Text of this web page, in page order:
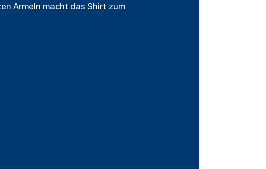
Ärmeln macht das Shirt zum